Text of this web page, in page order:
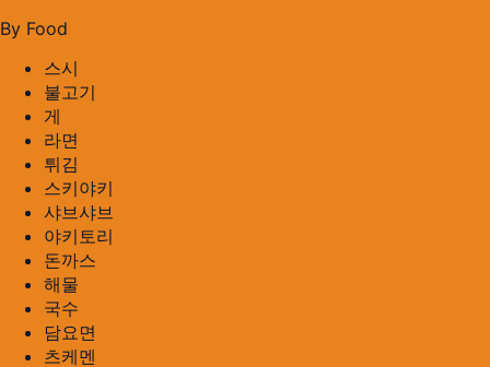
By Food
스시
불고기
게
라면
튀김
스키야키
샤브샤브
야키토리
돈까스
해물
국수
담요면
츠케멘